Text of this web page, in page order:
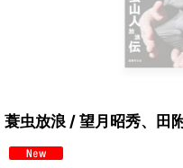
蓑虫放浪 / 望月昭秀、田